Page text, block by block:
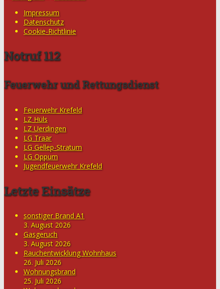
Impressum
Datenschutz
Cookie-Richtlinie
Notruf 112
Feuerwehr und Rettungsdienst
Feuerwehr Krefeld
LZ Hüls
LZ Uerdingen
LG Traar
LG Gellep-Stratum
LG Oppum
Jugendfeuerwehr Krefeld
Letzte Einsätze
sonstiger Brand A1
3. August 2026
Gasgeruch
3. August 2026
Rauchentwicklung Wohnhaus
26. Juli 2026
Wohnungsbrand
25. Juli 2026